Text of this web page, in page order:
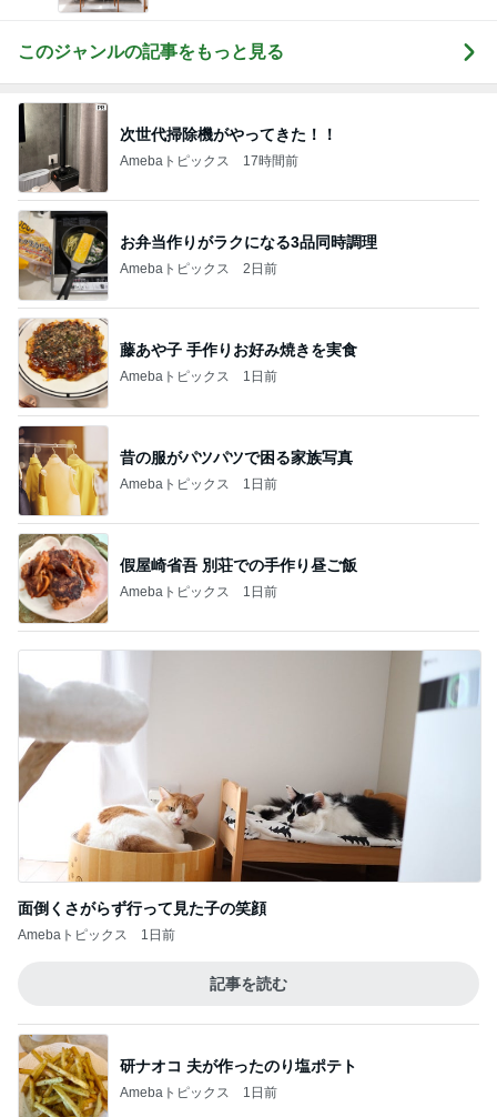
このジャンルの記事をもっと見る
次世代掃除機がやってきた！！
Amebaトピックス 17時間前
お弁当作りがラクになる3品同時調理
Amebaトピックス 2日前
藤あや子 手作りお好み焼きを実食
Amebaトピックス 1日前
昔の服がパツパツで困る家族写真
Amebaトピックス 1日前
假屋崎省吾 別荘での手作り昼ご飯
Amebaトピックス 1日前
面倒くさがらず行って見た子の笑顔
Amebaトピックス 1日前
記事を読む
研ナオコ 夫が作ったのり塩ポテト
Amebaトピックス 1日前